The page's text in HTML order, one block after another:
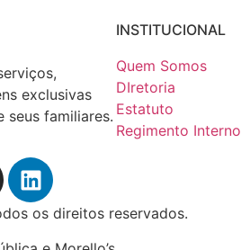
exclusivas
seus familiares.
INSTITUCIONAL
Quem Somos
DIretoria
Estatuto
Regimento Interno
os direitos reservados.